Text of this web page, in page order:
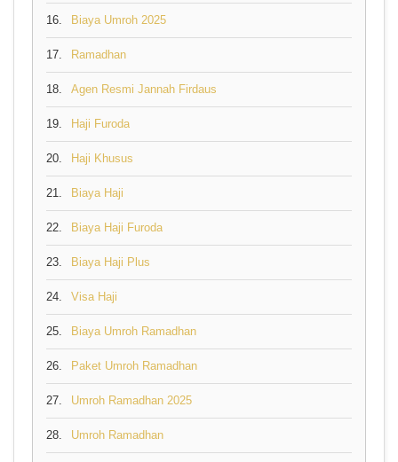
16. Biaya Umroh 2025
17. Ramadhan
18. Agen Resmi Jannah Firdaus
19. Haji Furoda
20. Haji Khusus
21. Biaya Haji
22. Biaya Haji Furoda
23. Biaya Haji Plus
24. Visa Haji
25. Biaya Umroh Ramadhan
26. Paket Umroh Ramadhan
27. Umroh Ramadhan 2025
28. Umroh Ramadhan